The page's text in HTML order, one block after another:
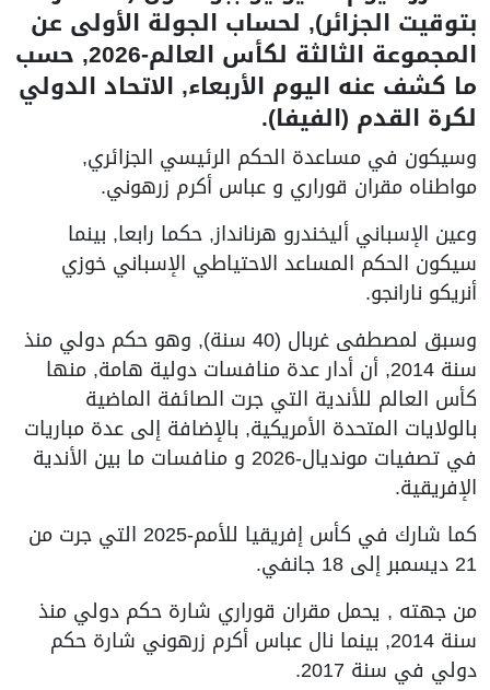
بتوقيت الجزائر), لحساب الجولة الأولى عن
المجموعة الثالثة لكأس العالم-2026, حسب
ما كشف عنه اليوم الأربعاء, الاتحاد الدولي
لكرة القدم (الفيفا).
وسيكون في مساعدة الحكم الرئيسي الجزائري,
مواطناه مقران قوراري و عباس أكرم زرهوني.
وعين الإسباني أليخندرو هرنانداز, حكما رابعا, بينما
سيكون الحكم المساعد الاحتياطي الإسباني خوزي
أنريكو نارانجو.
وسبق لمصطفى غربال (40 سنة), وهو حكم دولي منذ
سنة 2014, أن أدار عدة منافسات دولية هامة, منها
كأس العالم للأندية التي جرت الصائفة الماضية
بالولايات المتحدة الأمريكية, بالإضافة إلى عدة مباريات
في تصفيات مونديال-2026 و منافسات ما بين الأندية
الإفريقية.
كما شارك في كأس إفريقيا للأمم-2025 التي جرت من
21 ديسمبر إلى 18 جانفي.
من جهته , يحمل مقران قوراري شارة حكم دولي منذ
سنة 2014, بينما نال عباس أكرم زرهوني شارة حكم
دولي في سنة 2017.